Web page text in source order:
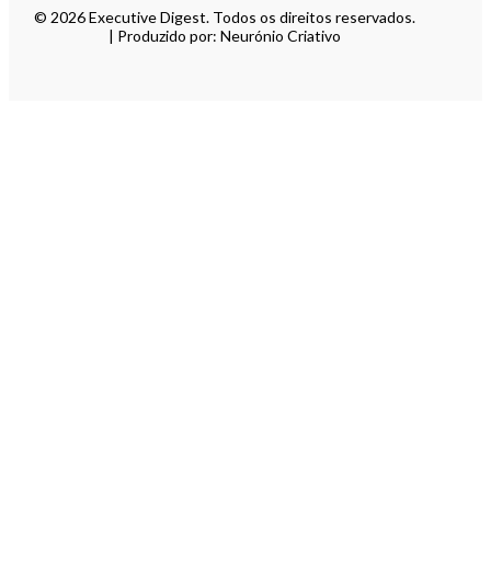
© 2026 Executive Digest. Todos os direitos reservados.
| Produzido por: Neurónio Criativo